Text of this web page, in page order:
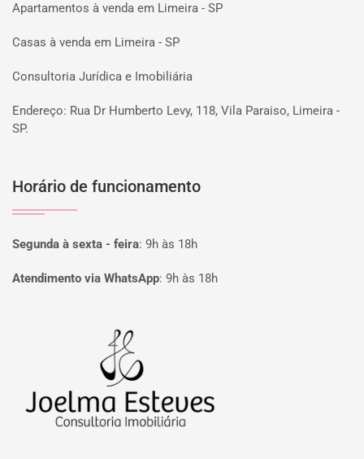
Apartamentos à venda em Limeira - SP
Casas à venda em Limeira - SP
Consultoria Jurídica e Imobiliária
Endereço: Rua Dr Humberto Levy, 118, Vila Paraiso, Limeira -
SP.
Horário de funcionamento
Segunda à sexta - feira: 9h às 18h
Atendimento via WhatsApp: 9h às 18h